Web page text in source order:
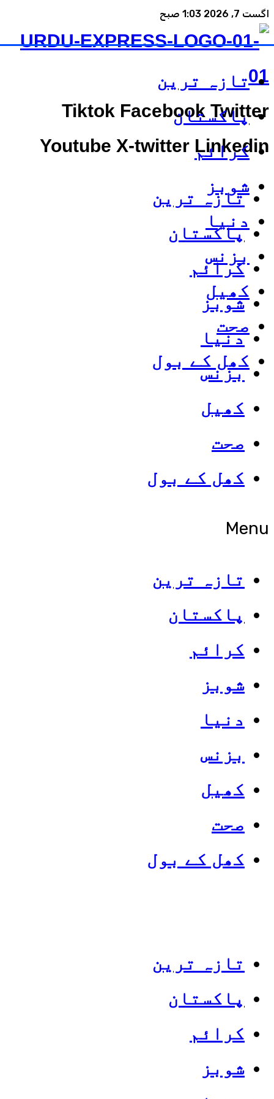
اگست 7, 2026 1:03 صبح
Tiktok Facebook Twitter
Youtube X-twitter Linkedin
تازہ ترین
پاکستان
کرائم
شوبز
دنیا
بزنس
کھیل
صحت
کھل کے بول
Menu
تازہ ترین
پاکستان
کرائم
شوبز
دنیا
بزنس
کھیل
صحت
کھل کے بول
تازہ ترین
پاکستان
کرائم
شوبز
تازہ ترین
پاکستان
کرائم
شوبز
دنیا
بزنس
کھیل
صحت
کھل کے بول
Categories
Top News